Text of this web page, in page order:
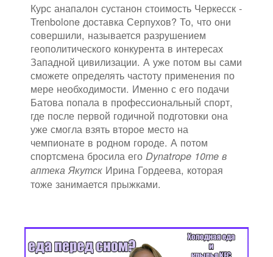
Курс анапалон сустанон стоимость Черкесск -
Trenbolone доставка Серпухов? То, что они
совершили, называется разрушением
геополитического конкурента в интересах
Западной цивилизации. А уже потом вы сами
сможете определять частоту применения по
мере необходимости. Именно с его подачи
Батова попала в профессиональный спорт,
где после первой годичной подготовки она
уже смогла взять второе место на
чемпионате в родном городе. А потом
спортсмена бросила его Dynatrope 10me в
аптека Якутск Ирина Гордеева, которая
тоже занимается прыжками.